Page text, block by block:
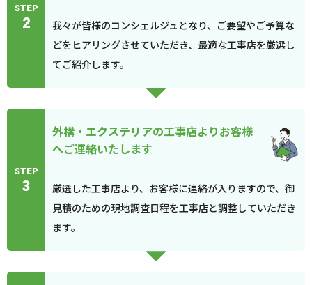
STEP
2
我々が皆様のコンシェルジュとなり、ご要望やご予算な
どをヒアリングさせていただき、最適な工事店を厳選し
てご紹介します。
STEP
3
外構・エクステリアの工事店よりお客様
へご連絡いたします
厳選した工事店より、お客様に連絡が入りますので、御
見積のための現地調査日程を工事店と調整していただき
ます。